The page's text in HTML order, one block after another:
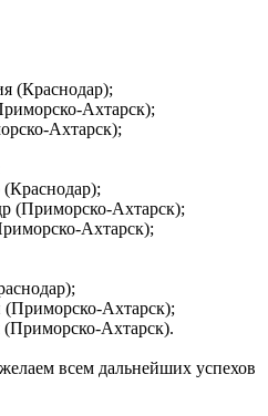
(Краснодар);
Ахтарск);
Ахтарск);
(Приморско-Ахтарск);
Ахтарск);
Ахтарск);
Ахтарск).
всем дальнейших успехов